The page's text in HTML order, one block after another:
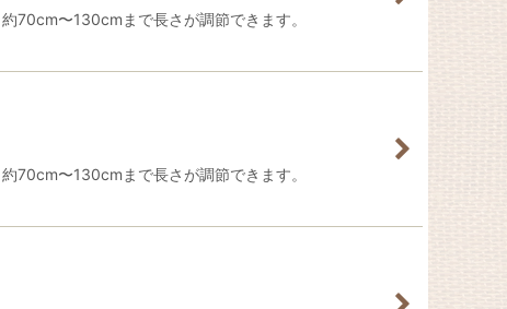
〜130cmまで長さが調節できます。
〜130cmまで長さが調節できます。